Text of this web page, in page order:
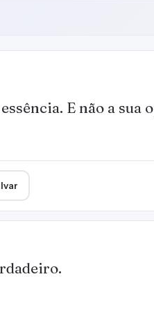
E não a sua